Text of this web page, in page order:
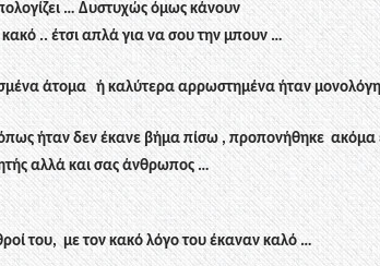
… Δυστυχώς όμως κάνουν
.. έτσι απλά για να σου την μπουν …
άτομα ή καλύτερα αρρωστημένα ήταν
ήταν δεν έκανε βήμα πίσω , προπονήθηκε ακόμα
αλλά και σας άνθρωπος …
του,με τον κακό λόγο του έκαναν καλό …